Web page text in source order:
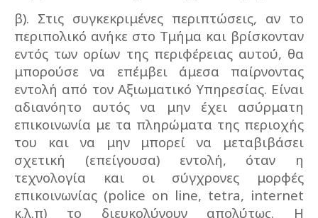
β). Στις συγκεκριμένες περιπτώσεις, αν το
περιπολικό ανήκε στο Τμήμα και βρίσκονταν
εντός των ορίων της περιφέρειας αυτού, θα
μπορούσε να επέμβει άμεσα παίρνοντας
εντολή από τον Αξιωματικό Υπηρεσίας. Είναι
αδιανόητο αυτός να μην έχει ασύρματη
επικοινωνία με τα πληρώματα της περιοχής
του και να μην μπορεί να μεταβιβάσει
σχετική (επείγουσα) εντολή, όταν η
τεχνολογία και οι σύγχρονες μορφές
επικοινωνίας (police on line, tetra, internet
κ.λ.π) το διευκολύνουν απολύτως. Η